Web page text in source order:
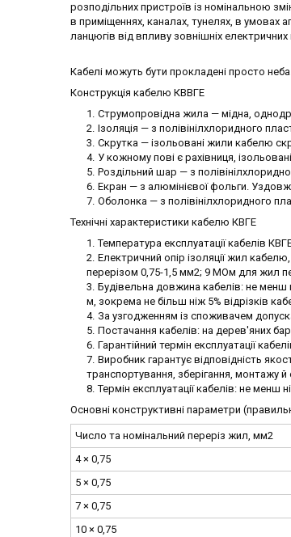
розподільних пристроїв із номінальною
в приміщеннях, каналах, тунелях, в умовах
ланцюгів від впливу зовнішніх
Кабелі можуть бути прокладені просто
Конструкція кабелю КВВГЕ
Струмопровідна жила — мідна,
Ізоляція — з полівінілхлоридного
Скрутка — ізольовані жили кабелю
У кожному пові є рахівниця,
Роздільний шар — з
Екран — з алюмінієвої фольги.
Оболонка — з полівінілхлоридного
Технічні характеристики кабелю КВГЕ
Температура експлуатації кабелів
Електричний опір ізоляції жил
перерізом 0,75-1,5 мм2; 9 МОм для жил
Будівельна довжина кабелів: не менш
м, зокрема не більш ніж 5% відрізків
За узгодженням із споживачем
Постачання кабелів: на дерев'яних
Гарантійний термін експлуатації
Виробник гарантує відповідність
транспортування, зберігання, монтажу й
Термін експлуатації кабелів: не менш
Основні конструктивні параметри
Число та номінальний переріз жил, мм2
4 × 0,75
5 × 0,75
7 × 0,75
10 × 0,75